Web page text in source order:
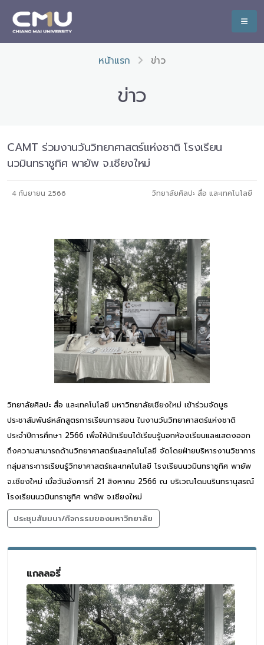
หน้าแรก ข่าว
ข่าว
CAMT ร่วมงานวันวิทยาศาสตร์แห่งชาติ โรงเรียน
นวมินทราชูทิศ พายัพ จ.เชียงใหม่
4 กันยายน 2566 วิทยาลัยศิลปะ สื่อ และเทคโนโลยี
วิทยาลัยศิลปะ สื่อ และเทคโนโลยี มหาวิทยาลัยเชียงใหม่ เข้าร่วมจัดบูธ
ประชาสัมพันธ์หลักสูตรการเรียนการสอน ในงานวันวิทยาศาสตร์แห่งชาติ
ประจำปีการศึกษา 2566 เพื่อให้นักเรียนได้เรียนรู้นอกห้องเรียนและแสดงออก
ถึงความสามารถด้านวิทยาศาสตร์และเทคโนโลยี จัดโดยฝ่ายบริหารงานวิชาการ
กลุ่มสาระการเรียนรู้วิทยาศาสตร์และเทคโนโลยี โรงเรียนนวมินทราชูทิศ พายัพ
จ.เชียงใหม่ เมื่อวันอังคารที่ 21 สิงหาคม 2566 ณ บริเวณโดมนรินทรานุสรณ์
โรงเรียนนวมินทราชูทิศ พายัพ จ.เชียงใหม่
ประชุมสัมมนา/กิจกรรมของมหาวิทยาลัย
แกลลอรี่